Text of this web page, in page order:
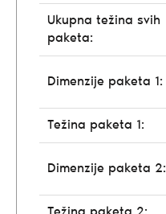
Ukupna težina svih
paketa:
Dimenzije paketa 1:
Težina paketa 1:
Dimenzije paketa 2: